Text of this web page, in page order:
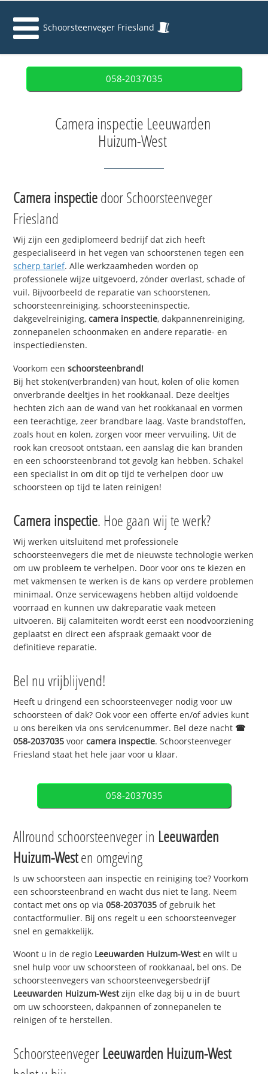
Schoorsteenveger Friesland
058-2037035
Camera inspectie Leeuwarden
Huizum-West
Camera inspectiedoor Schoorsteenveger
Friesland
Wij zijn een gediplomeerd bedrijf dat zich heeft
gespecialiseerd in het vegen van schoorstenen tegen een
scherp tarief. Alle werkzaamheden worden op
professionele wijze uitgevoerd, zónder overlast, schade of
vuil. Bijvoorbeeld de reparatie van schoorstenen,
schoorsteenreiniging, schoorsteeninspectie,
dakgevelreiniging,camera inspectie, dakpannenreiniging,
zonnepanelen schoonmaken en andere reparatie- en
inspectiediensten.
Voorkom eenschoorsteenbrand!
Bij het stoken(verbranden) van hout, kolen of olie komen
onverbrande deeltjes in het rookkanaal. Deze deeltjes
hechten zich aan de wand van het rookkanaal en vormen
een teerachtige, zeer brandbare laag. Vaste brandstoffen,
zoals hout en kolen, zorgen voor meer vervuiling. Uit de
rook kan creosoot ontstaan, een aanslag die kan branden
en een schoorsteenbrand tot gevolg kan hebben. Schakel
een specialist in om dit op tijd te verhelpen door uw
schoorsteen op tijd te laten reinigen!
Camera inspectie. Hoe gaan wij te werk?
Wij werken uitsluitend met professionele
schoorsteenvegers die met de nieuwste technologie werken
om uw probleem te verhelpen. Door voor ons te kiezen en
met vakmensen te werken is de kans op verdere problemen
minimaal. Onze servicewagens hebben altijd voldoende
voorraad en kunnen uw dakreparatie vaak meteen
uitvoeren. Bij calamiteiten wordt eerst een noodvoorziening
geplaatst en direct een afspraak gemaakt voor de
definitieve reparatie.
Bel nu vrijblijvend!
Heeft u dringend een schoorsteenveger nodig voor uw
schoorsteen of dak? Ook voor een offerte en/of advies kunt
u ons bereiken via ons servicenummer. Bel deze nacht ☎
058-2037035 voorcamera inspectie. Schoorsteenveger
Friesland staat het hele jaar voor u klaar.
058-2037035
Allround schoorsteenveger in Leeuwarden
Huizum-Westen omgeving
Is uw schoorsteen aan inspectie en reiniging toe? Voorkom
een schoorsteenbrand en wacht dus niet te lang. Neem
contact met ons op via058-2037035 of gebruik het
contactformulier. Bij ons regelt u een schoorsteenveger
snel en gemakkelijk.
Woont u in de regio Leeuwarden Huizum-Westen wilt u
snel hulp voor uw schoorsteen of rookkanaal, bel ons. De
schoorsteenvegers van schoorsteenvegersbedrijf
Leeuwarden Huizum-Westzijn elke dag bij u in de buurt
om uw schoorsteen, dakpannen of zonnepanelen te
reinigen of te herstellen.
Schoorsteenveger Leeuwarden Huizum-West